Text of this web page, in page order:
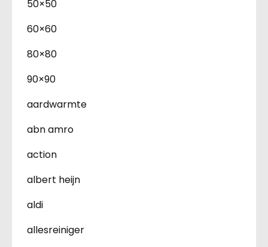
50×50
60×60
80×80
90×90
aardwarmte
abn amro
action
albert heijn
aldi
allesreiniger